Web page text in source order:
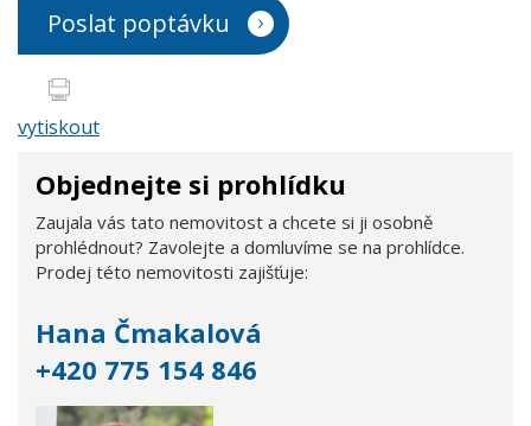
Poslat poptávku
vytiskout
Objednejte si prohlídku
Zaujala vás tato nemovitost a chcete si ji osobně
prohlédnout? Zavolejte a domluvíme se na prohlídce.
Prodej této nemovitosti zajišťuje:
Hana Čmakalová
+420 775 154 846